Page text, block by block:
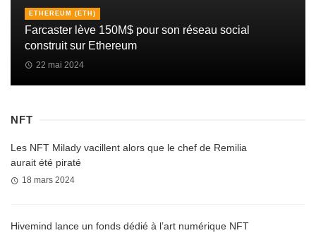
ETHEREUM (ETH)
Farcaster lève 150M$ pour son réseau social
construit sur Ethereum
22 mai 2024
NFT
Les NFT Milady vacillent alors que le chef de Remilia
aurait été piraté
18 mars 2024
Hivemind lance un fonds dédié à l’art numérique NFT